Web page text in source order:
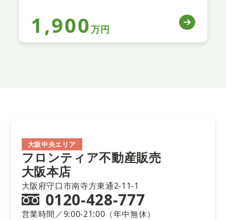
1,900万円
大阪中央エリア
フロンティア不動産販売
大阪本店
大阪府守口市南寺方東通2-11-1
0120-428-777
営業時間／9:00-21:00（年中無休）